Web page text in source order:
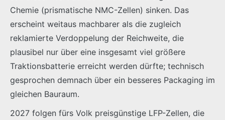
Chemie (prismatische NMC-Zellen) sinken. Das
erscheint weitaus machbarer als die zugleich
reklamierte Verdoppelung der Reichweite, die
plausibel nur über eine insgesamt viel größere
Traktionsbatterie erreicht werden dürfte; technisch
gesprochen demnach über ein besseres Packaging im
gleichen Bauraum.
2027 folgen fürs Volk preisgünstige LFP-Zellen, die